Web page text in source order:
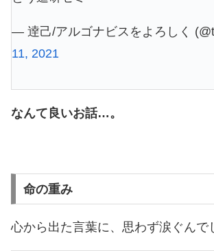
— 逹己/アルゴナビスをよろしく
11, 2021
なんて良いお話…。
命の重み
心から出た言葉に、思わず涙ぐんで